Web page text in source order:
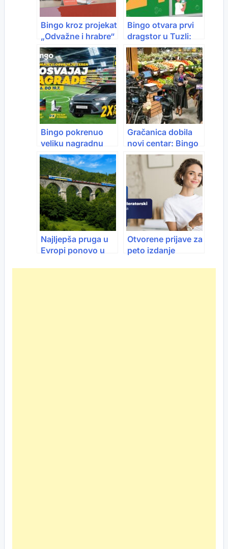
Bingo kroz projekat
„Odvažne i hrabre“
ponovo izdvaja
50.000 KM za
poduzetnice širom
BiH
Bingo otvara prvi
dragstor u Tuzli:
Radit će 24 sata
Bingo pokrenuo
veliku nagradnu
igru “Bodrimo
naše”
Gračanica dobila
novi centar: Bingo
City Center počeo
s radom, stiže još
20 lokala
Najljepša pruga u
Evropi ponovo u
Otvorene prijave za
peto izdanje